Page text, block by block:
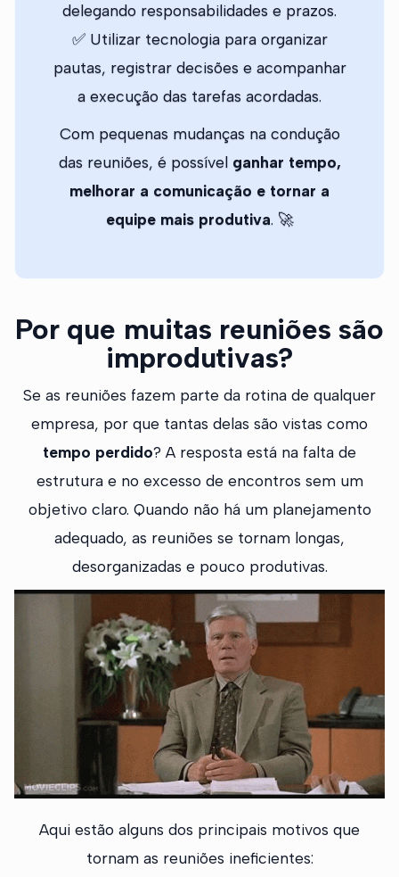
delegando responsabilidades e prazos.
✅ Utilizar tecnologia para organizar
pautas, registrar decisões e acompanhar
a execução das tarefas acordadas.
Com pequenas mudanças na condução
das reuniões, é possível ganhar tempo,
melhorar a comunicação e tornar a
equipe mais produtiva. 🚀
Por que muitas reuniões são
improdutivas?
Se as reuniões fazem parte da rotina de qualquer
empresa, por que tantas delas são vistas como
tempo perdido? A resposta está na falta de
estrutura e no excesso de encontros sem um
objetivo claro. Quando não há um planejamento
adequado, as reuniões se tornam longas,
desorganizadas e pouco produtivas.
Aqui estão alguns dos principais motivos que
tornam as reuniões ineficientes: